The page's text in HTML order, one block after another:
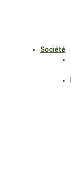
Société